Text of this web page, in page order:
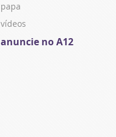
papa
vídeos
anuncie no A12